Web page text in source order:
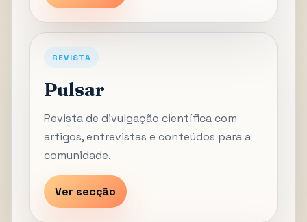
REVISTA
Pulsar
Revista de divulgação científica com
artigos, entrevistas e conteúdos para a
comunidade.
Ver secção